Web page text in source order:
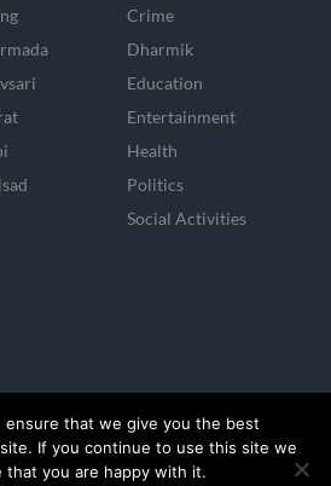
Crime
Dharmik
Education
Entertainment
Health
Politics
Social Activities
ensure that we give you the best
If you continue to use this site we
that you are happy with it.